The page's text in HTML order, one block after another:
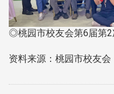
◎桃园市校友会第6届第2
资料来源：桃园市校友会